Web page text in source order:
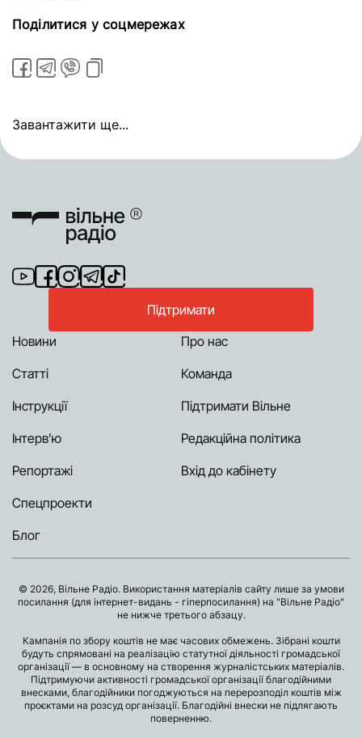
Поділитися у соцмережах
Завантажити ще...
Підтримати
Новини
Статті
Інструкції
Інтерв’ю
Репортажі
Спецпроекти
Блог
Про нас
Команда
Підтримати Вільне
Редакційна політика
Вхід до кабінету
© 2026, Вільне Радіо. Використання матеріалів сайту лише за умови
посилання (для інтернет-видань - гіперпосилання) на "Вільне Радіо"
не нижче третього абзацу.
Кампанія по збору коштів не має часових обмежень. Зібрані кошти
будуть спрямовані на реалізацію статутної діяльності громадської
організації — в основному на створення журналістських матеріалів.
Підтримуючи активності громадської організації благодійними
внесками, благодійники погоджуються на перерозподіл коштів між
проєктами на розсуд організації. Благодійні внески не підлягають
поверненню.